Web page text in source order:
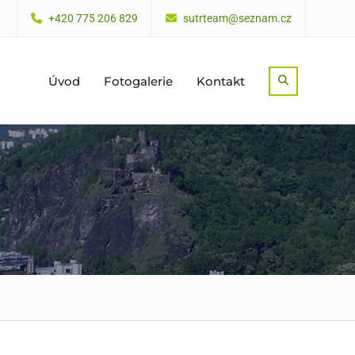
+420 775 206 829 sutrteam@seznam.cz
Úvod Fotogalerie Kontakt